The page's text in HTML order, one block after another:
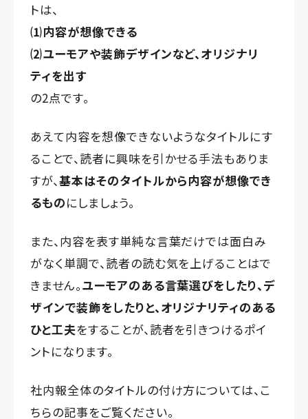
トは、
⑴内容が想像できる
⑵ユーモアや装飾デザインなど、オリジナリ
ティを出す
の2点です。
あえて内容を想像できないようなタイトルにす
ることで、読者に興味を引かせる手法もありま
すが、基本はそのタイトルから内容が想像でき
るものにしましょう。
また、内容を表す単純な言葉だけでは面白み
がなく単調で、読者の読む気を上げることはで
きません。ユーモアのある言葉選びをしたり、デ
ザインで装飾をしたりと、オリジナリティのある
ひと工夫をすることが、読者を引きつけるポイ
ントになります。
社内報全体のタイトルの付け方については、こ
ちらの記事をご覧ください。